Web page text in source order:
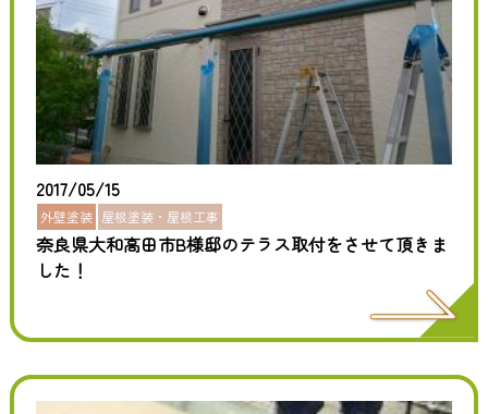
2017/05/15
外壁塗装 屋根塗装・屋根工事
奈良県大和高田市B様邸のテラス取付をさせて頂きま
した！